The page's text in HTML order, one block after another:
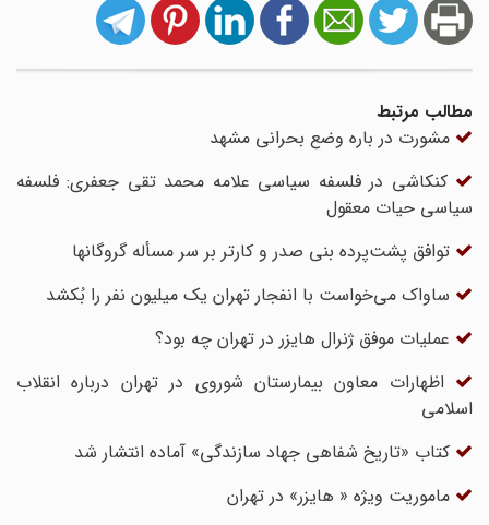
مطالب مرتبط
مشورت در باره وضع بحرانی مشهد‏
کنکاشی در فلسفه سیاسی علامه محمد تقی جعفری: فلسفه
سیاسی حیات معقول
توافق پشت‌پرده بنی صدر و کارتر بر سر مسأله گروگانها
ساواک می‌خواست با انفجار تهران یک میلیون نفر را بُکشد
عملیات موفق ژنرال هایزر در تهران چه بود؟
اظهارات معاون بیمارستان شوروى در تهران درباره انقلاب
اسلامی
کتاب «تاریخ شفاهی جهاد سازندگی» آماده انتشار شد
ماموریت ویژه « هایزر» در تهران